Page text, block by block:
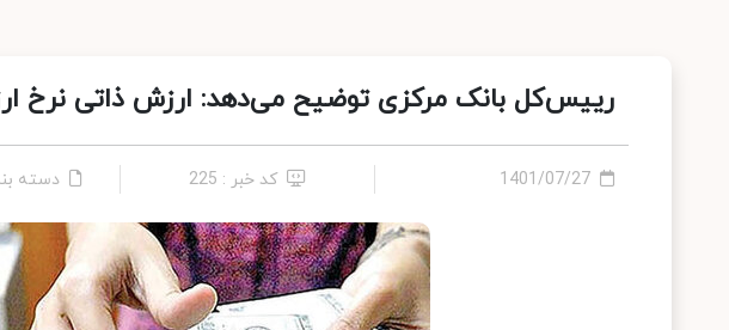
رییس‌کل بانک مرکزی توضیح می‌دهد: ارزش ذاتی نرخ
1401/07/27 کد خبر : 225 دسته